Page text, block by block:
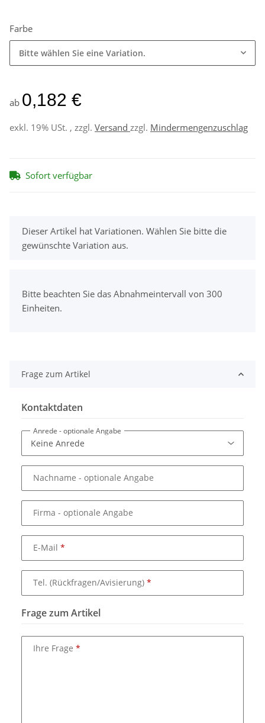
Farbe
Bitte wählen Sie eine Variation.
ab 0,182 €
exkl. 19% USt. , zzgl. Versand zzgl. Mindermengenzuschlag
Sofort verfügbar
x
Dieser Artikel hat Variationen. Wählen Sie bitte die
gewünschte Variation aus.
Bitte beachten Sie das Abnahmeintervall von 300
Einheiten.
Frage zum Artikel
Kontaktdaten
Anrede - optionale Angabe
Nachname - optionale Angabe
Firma - optionale Angabe
E-Mail
Tel. (Rückfragen/Avisierung)
Frage zum Artikel
Ihre Frage